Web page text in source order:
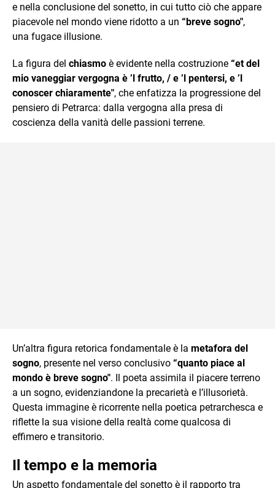
e nella conclusione del sonetto, in cui tutto ciò che appare
piacevole nel mondo viene ridotto a un “breve sogno",
una fugace illusione.
La figura del chiasmo è evidente nella costruzione “et del
mio vaneggiar vergogna è ’l frutto, / e ’l pentersi, e ’l
conoscer chiaramente", che enfatizza la progressione del
pensiero di Petrarca: dalla vergogna alla presa di
coscienza della vanità delle passioni terrene.
Un’altra figura retorica fondamentale è la metafora del
sogno, presente nel verso conclusivo “quanto piace al
mondo è breve sogno". Il poeta assimila il piacere terreno
a un sogno, evidenziandone la precarietà e l’illusorietà.
Questa immagine è ricorrente nella poetica petrarchesca e
riflette la sua visione della realtà come qualcosa di
effimero e transitorio.
Il tempo e la memoria
Un aspetto fondamentale del sonetto è il rapporto tra